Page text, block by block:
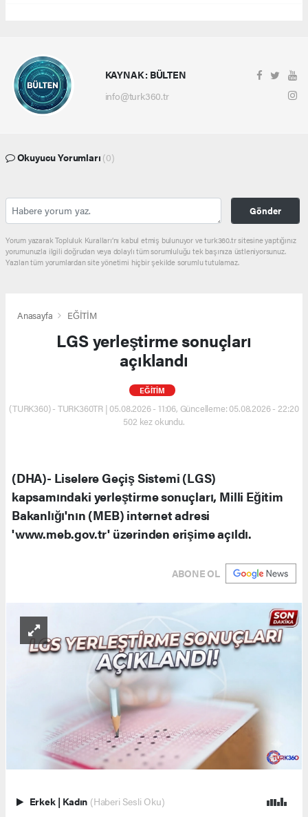
KAYNAK : BÜLTEN
info@turk360.tr
Okuyucu Yorumları (0)
Gönder
Yorum yazarak Topluluk Kuralları’nı kabul etmiş bulunuyor ve turk360.tr sitesine yaptığınız
yorumunuzla ilgili doğrudan veya dolaylı tüm sorumluluğu tek başınıza üstleniyorsunuz.
Yazılan tüm yorumlardan site yönetimi hiçbir şekilde sorumlu tutulamaz.
Anasayfa EĞİTİM
LGS yerleştirme sonuçları
açıklandı
EĞİTİM
(TURK360) - TURK360TR | 05.08.2026 - 11:06, Güncelleme: 05.08.2026 - 22:20
502 kez okundu.
(DHA)- Liselere Geçiş Sistemi (LGS)
kapsamındaki yerleştirme sonuçları, Milli Eğitim
Bakanlığı'nın (MEB) internet adresi
'www.meb.gov.tr' üzerinden erişime açıldı.
ABONE OL
Erkek | Kadın (Haberi Sesli Oku)